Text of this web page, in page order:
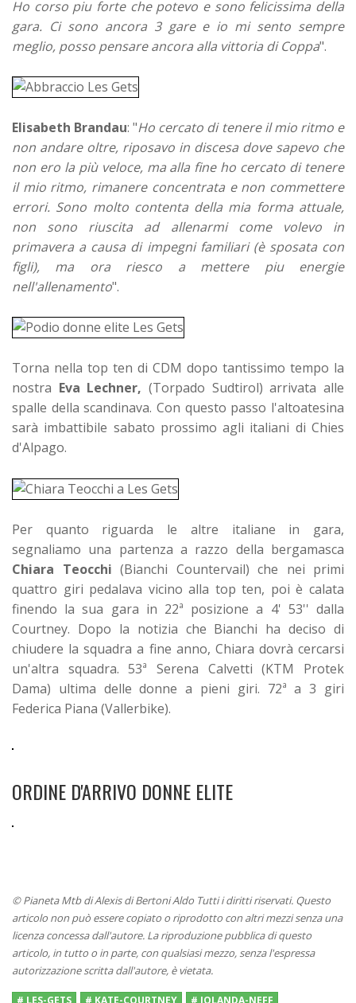
Ho corso piu forte che potevo e sono felicissima della
gara. Ci sono ancora 3 gare e io mi sento sempre
meglio, posso pensare ancora alla vittoria di Coppa".
Elisabeth Brandau: "Ho cercato di tenere il mio ritmo e
non andare oltre, riposavo in discesa dove sapevo che
non ero la più veloce, ma alla fine ho cercato di tenere
il mio ritmo, rimanere concentrata e non commettere
errori. Sono molto contenta della mia forma attuale,
non sono riuscita ad allenarmi come volevo in
primavera a causa di impegni familiari (è sposata con
figli), ma ora riesco a mettere piu energie
nell'allenamento".
Torna nella top ten di CDM dopo tantissimo tempo la
nostra Eva Lechner, (Torpado Sudtirol) arrivata alle
spalle della scandinava. Con questo passo l'altoatesina
sarà imbattibile sabato prossimo agli italiani di Chies
d'Alpago.
Per quanto riguarda le altre italiane in gara,
segnaliamo una partenza a razzo della bergamasca
Chiara Teocchi (Bianchi Countervail) che nei primi
quattro giri pedalava vicino alla top ten, poi è calata
finendo la sua gara in 22ª posizione a 4' 53'' dalla
Courtney. Dopo la notizia che Bianchi ha deciso di
chiudere la squadra a fine anno, Chiara dovrà cercarsi
un'altra squadra. 53ª Serena Calvetti (KTM Protek
Dama) ultima delle donne a pieni giri. 72ª a 3 giri
Federica Piana (Vallerbike).
ORDINE D'ARRIVO DONNE ELITE
© Pianeta Mtb di Alexis di Bertoni Aldo Tutti i diritti riservati. Questo
articolo non può essere copiato o riprodotto con altri mezzi senza una
licenza concessa dall'autore. La riproduzione pubblica di questo
articolo, in tutto o in parte, con qualsiasi mezzo, senza l'espressa
autorizzazione scritta dall'autore, è vietata.